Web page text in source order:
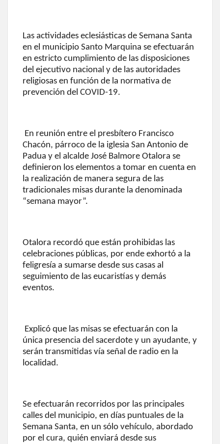
Las actividades eclesiásticas de Semana Santa
en el municipio Santo Marquina se efectuarán
en estricto cumplimiento de las disposiciones
del ejecutivo nacional y de las autoridades
religiosas en función de la normativa de
prevención del COVID-19.
En reunión entre el presbítero Francisco
Chacón, párroco de la iglesia San Antonio de
Padua y el alcalde José Balmore Otalora se
definieron los elementos a tomar en cuenta en
la realización de manera segura de las
tradicionales misas durante la denominada
“semana mayor”.
Otalora recordó que están prohibidas las
celebraciones públicas, por ende exhortó a la
feligresía a sumarse desde sus casas al
seguimiento de las eucaristías y demás
eventos.
Explicó que las misas se efectuarán con la
única presencia del sacerdote y un ayudante, y
serán transmitidas vía señal de radio en la
localidad.
Se efectuarán recorridos por las principales
calles del municipio, en días puntuales de la
Semana Santa, en un sólo vehículo, abordado
por el cura, quién enviará desde sus